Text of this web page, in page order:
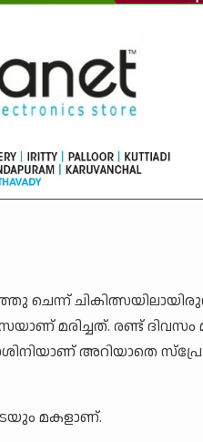
ചെന്ന്
മരിച്ചത്. രണ്ട്
അറിയാതെ
മകളാണ്.